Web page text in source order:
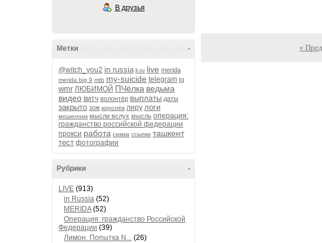
В друзья
-
Метки
@witch_you2 in russia li.ru live merida
merida big 9 mtb my-suicide telegram tg
wmr ЛЮБИМОЙ ПЧёлка ведьма
видео витч волонтёр выплаты даты
закрыто зож королёв лиру логи
мошенник мысли вслух мысль операция:
гражданство российской федерации
прокси работа симка ссылки ташкент
тест фотографии
-
Рубрики
LIVE (913)
in Russia (52)
MERIDA(52)
Операция: гражданство Российской
Федерации (39)
Лимон. Попытка N... (26)
«